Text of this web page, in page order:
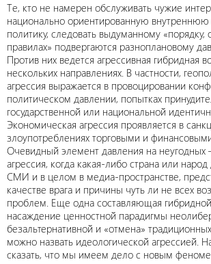
Те, кто не намерен обслуживать чужие
национально ориентированную
политику, следовать выдуманному «порядку,
правилах» подвергаются разноплановому
Против них ведется агрессивная гибридная
нескольких направлениях. В частности,
агрессия выражается в провоцировании
политическом давлении, попытках
государственной или национальной
Экономическая агрессия проявляется в
злоупотреблениях торговыми и
Очевидный элемент давления на неугодных
агрессия, когда какая-либо страна или
СМИ и в целом в медиа-пространстве,
качестве врага и причины чуть ли не всех
проблем. Еще одна составляющая
насаждение ценностной парадигмы
безальтернативной и «отмена»
можно назвать идеологической агрессией.
сказать, что мы имеем дело с новым